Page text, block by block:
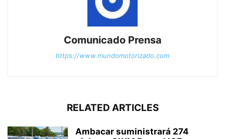
Comunicado Prensa
https://www.mundomotorizado.com
RELATED ARTICLES
Ambacar suministrará 274